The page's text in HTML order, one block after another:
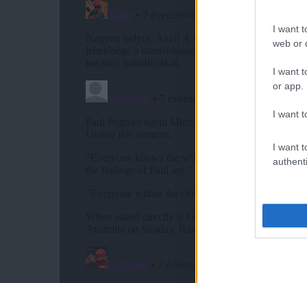
I want
web or
I want
or app.
I want
I want